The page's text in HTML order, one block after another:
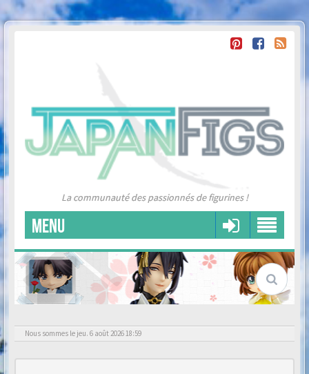
La communauté des passionnés de figurines !
MENU
Nous sommes le jeu. 6 août 2026 18:59